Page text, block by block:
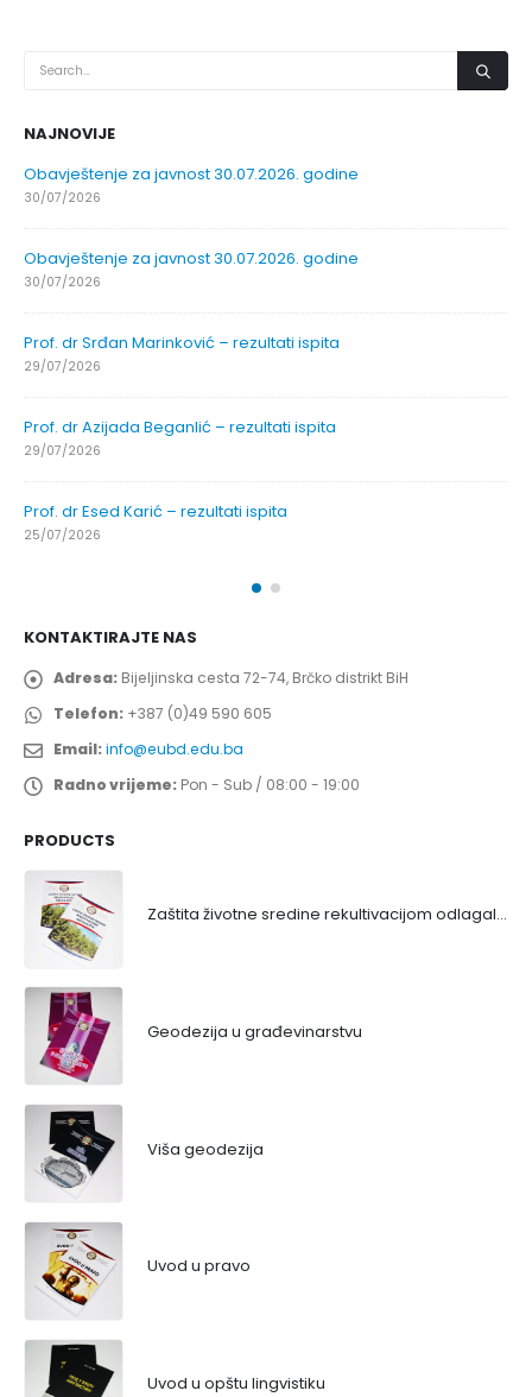
NAJNOVIJE
Obavještenje za javnost 30.07.2026. godine
30/07/2026
Obavještenje za javnost 30.07.2026. godine
30/07/2026
Prof. dr Srđan Marinković – rezultati ispita
29/07/2026
Prof. dr Azijada Beganlić – rezultati ispita
29/07/2026
Prof. dr Esed Karić – rezultati ispita
25/07/2026
KONTAKTIRAJTE NAS
Adresa: Bijeljinska cesta 72-74, Brčko distrikt BiH
Telefon: +387 (0)49 590 605
Email:info@eubd.edu.ba
Radno vrijeme: Pon - Sub / 08:00 - 19:00
PRODUCTS
Zaštita životne sredine rekultivacijom odlagališta
Geodezija u građevinarstvu
Viša geodezija
Uvod u pravo
Uvod u opštu lingvistiku